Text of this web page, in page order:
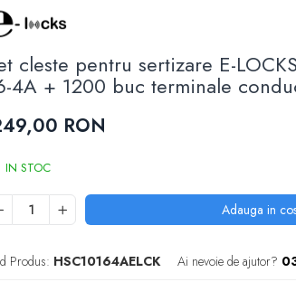
cleste pentru sertizare E-
4A + 1200 buc terminale
RON
IN STOC
Adauga in
Produs: HSC10164AELCK Ai nevoie de ajutor?